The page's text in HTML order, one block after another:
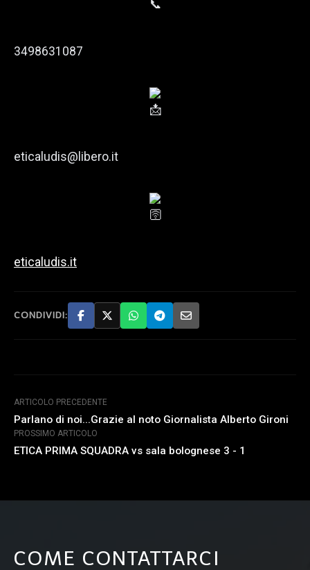
3498631087
eticaludis@libero.it
eticaludis.it
CONDIVIDI:
ARTICOLO PRECEDENTE
Parlano di noi...Grazie al noto Giornalista Alberto Gironi
PROSSIMO ARTICOLO
ETICA PRIMA SQUADRA vs sala bolognese 3 - 1
COME CONTATTARCI